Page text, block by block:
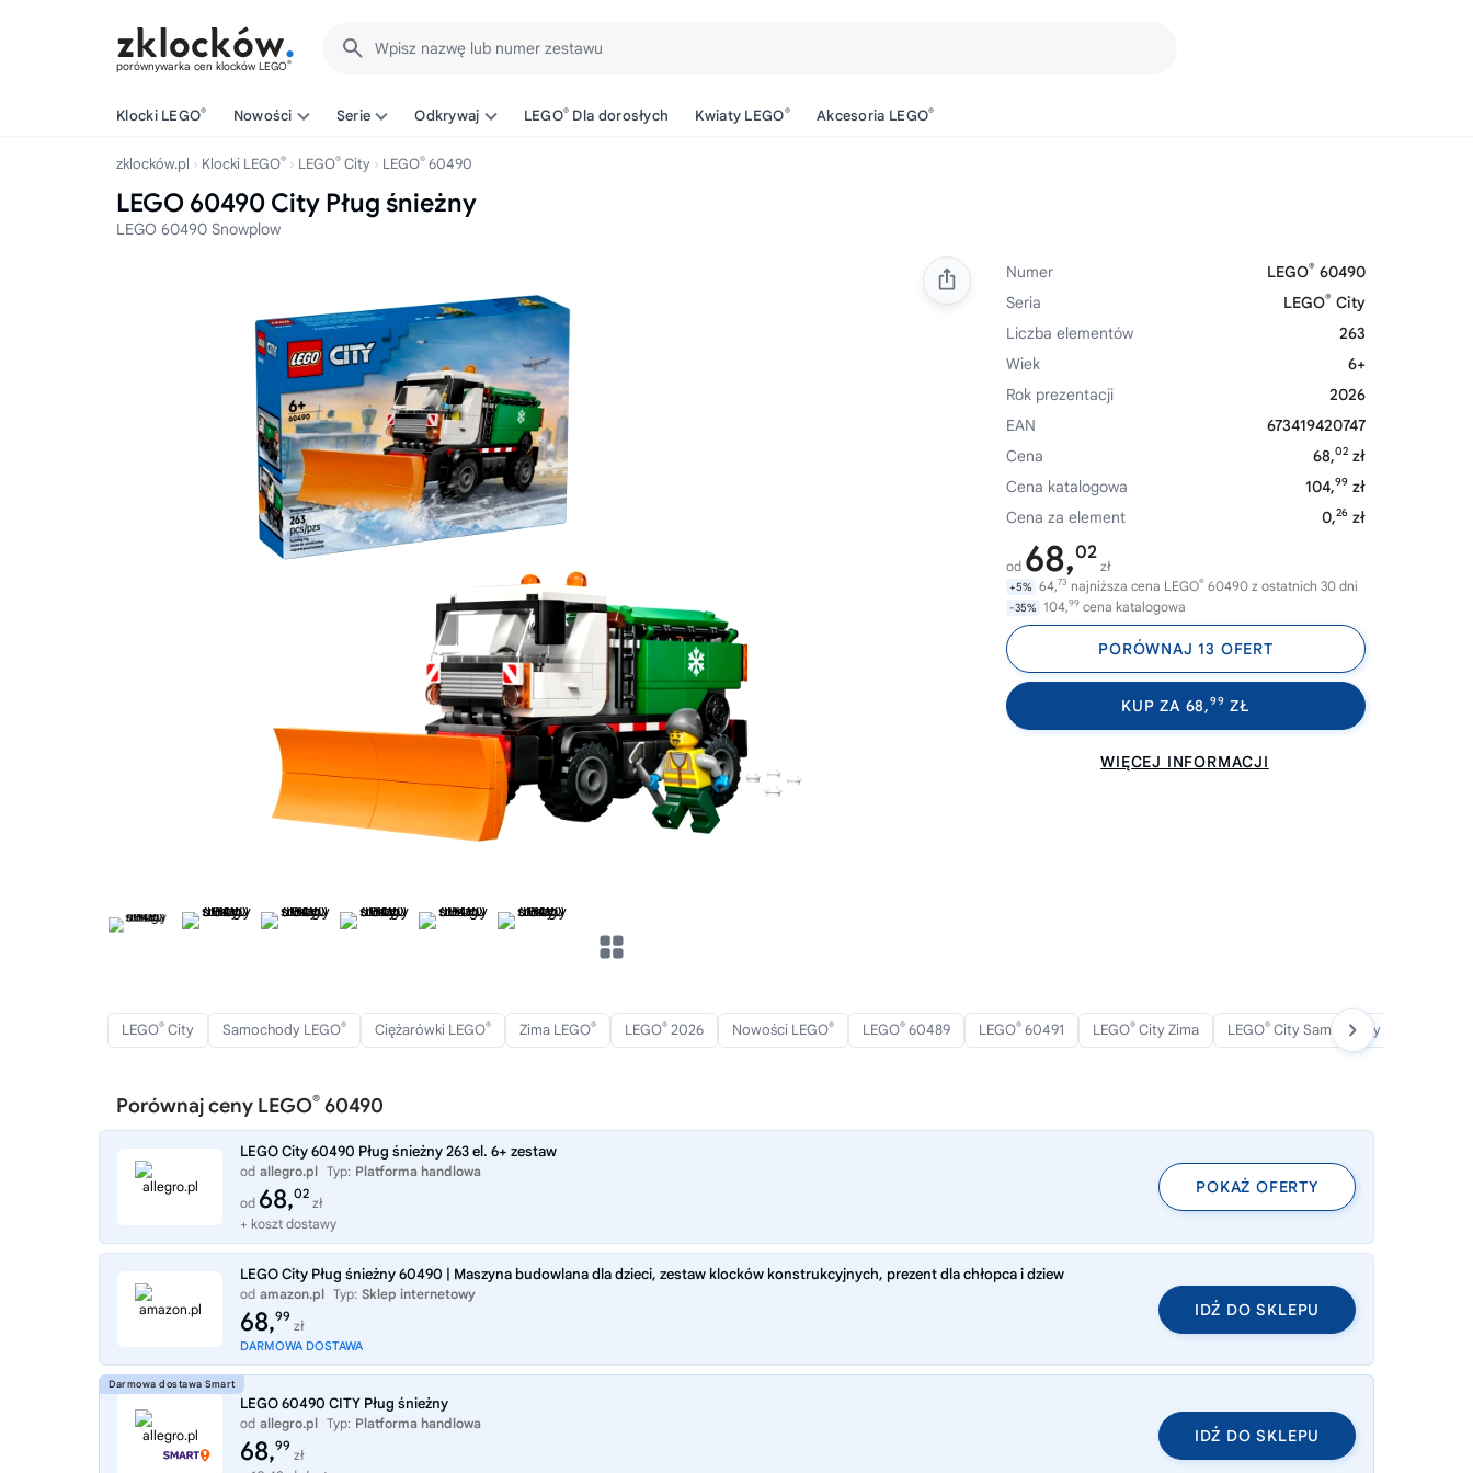
porównywarka cen klocków LEGO®
Wpisz nazwę lub numer zestawu
Klocki LEGO® Nowości Serie Odkrywaj LEGO® Dla dorosłych Kwiaty LEGO® Akcesoria LEGO®
zklocków.pl Klocki LEGO® LEGO® City LEGO® 60490
LEGO 60490 City Pług śnieżny
LEGO 60490 Snowplow
Numer LEGO® 60490
Seria
LEGO® City
Liczba elementów
263
Wiek
6+
Rok prezentacji
2026
EAN
673419420747
Cena
68,02 zł
Cena katalogowa
104,99 zł
Cena za element
0,26 zł
od 68,02
zł
+5% 64,73 najniższa cena LEGO® 60490 z ostatnich 30 dni
-35% 104,99 cena katalogowa
PORÓWNAJ 13 OFERT
KUP ZA 68,99 ZŁ
WIĘCEJ INFORMACJI
LEGO® City Samochody LEGO® Ciężarówki LEGO® Zima LEGO® LEGO® 2026 Nowości LEGO® LEGO® 60489 LEGO® 60491 LEGO® City Zima LEGO® City Samochody
Porównaj ceny LEGO® 60490
LEGO City 60490 Pług śnieżny 263 el. 6+ zestaw
od allegro.pl Typ: Platforma handlowa
od 68,02
zł
+ koszt dostawy
POKAŻ OFERTY
LEGO City Pług śnieżny 60490 | Maszyna budowlana dla dzieci, zestaw klocków konstrukcyjnych, prezent dla chłopca i dziew
od amazon.pl Typ: Sklep internetowy
68,99
zł
DARMOWA DOSTAWA
IDŹ DO SKLEPU
LEGO 60490 CITY Pług śnieżny
od allegro.pl Typ: Platforma handlowa
68,99
zł
IDŹ DO SKLEPU